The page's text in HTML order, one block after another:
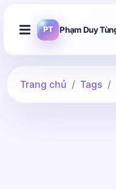
PT Phạm Duy
Trang chủ Tags